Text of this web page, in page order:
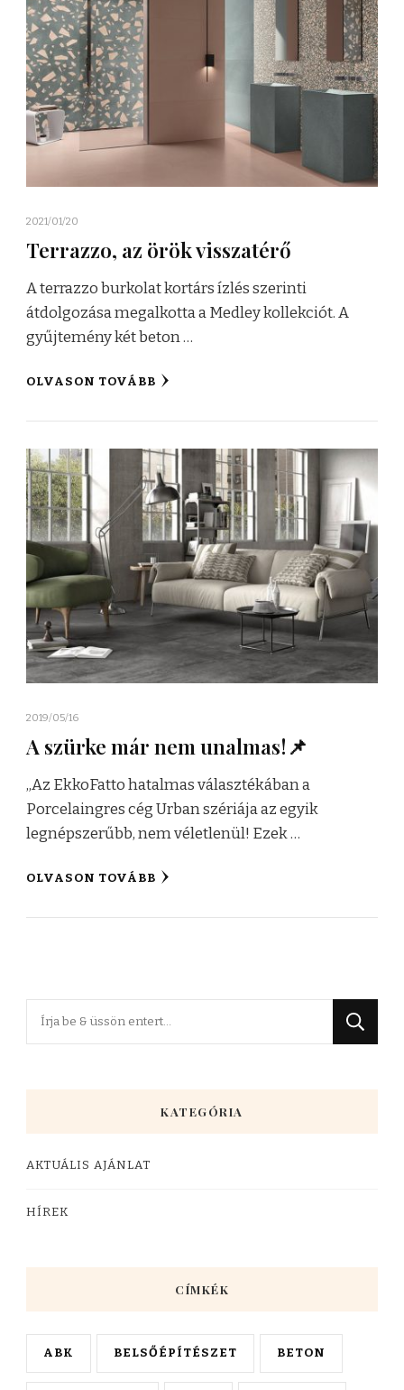
2021/01/20
Terrazzo, az örök visszatérő
A terrazzo burkolat kortárs ízlés szerinti
átdolgozása megalkotta a Medley kollekciót. A
gyűjtemény két beton …
OLVASON TOVÁBB
2019/05/16
A szürke már nem unalmas!📌
„Az EkkoFatto hatalmas választékában a
Porcelaingres cég Urban szériája az egyik
legnépszerűbb, nem véletlenül! Ezek …
OLVASON TOVÁBB
Keres
KATEGÓRIA
AKTUÁLIS AJÁNLAT
HÍREK
CÍMKÉK
ABK BELSŐÉPÍTÉSZET BETON